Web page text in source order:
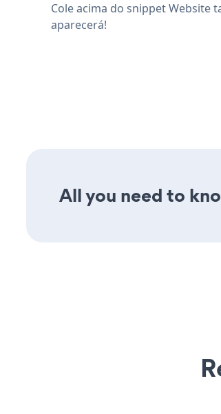
Cole acima do snippet Website
aparecerá!
All you need to